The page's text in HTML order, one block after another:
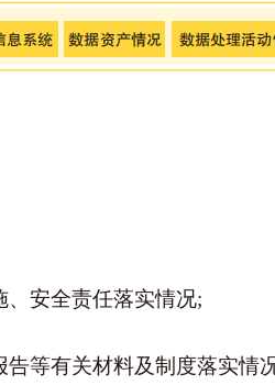
、安全责任落实情况;
告等有关材料及制度落实情